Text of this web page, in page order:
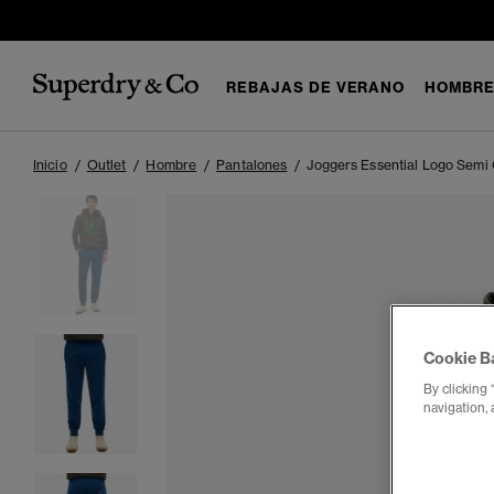
REBAJAS DE VERANO HOMBRE
Inicio Outlet Hombre Pantalones Joggers Essential Logo Semi
Cookie
By clicking
navigation,